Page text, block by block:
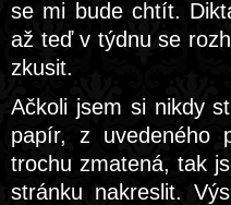
se mi bude chtít.
až teď v týdnu se
zkusit.
Ačkoli jsem si nikdy
papír, z uvedeného
trochu zmatená, tak
stránku nakreslit.